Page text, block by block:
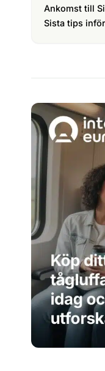
Ankomst till
Sista tips